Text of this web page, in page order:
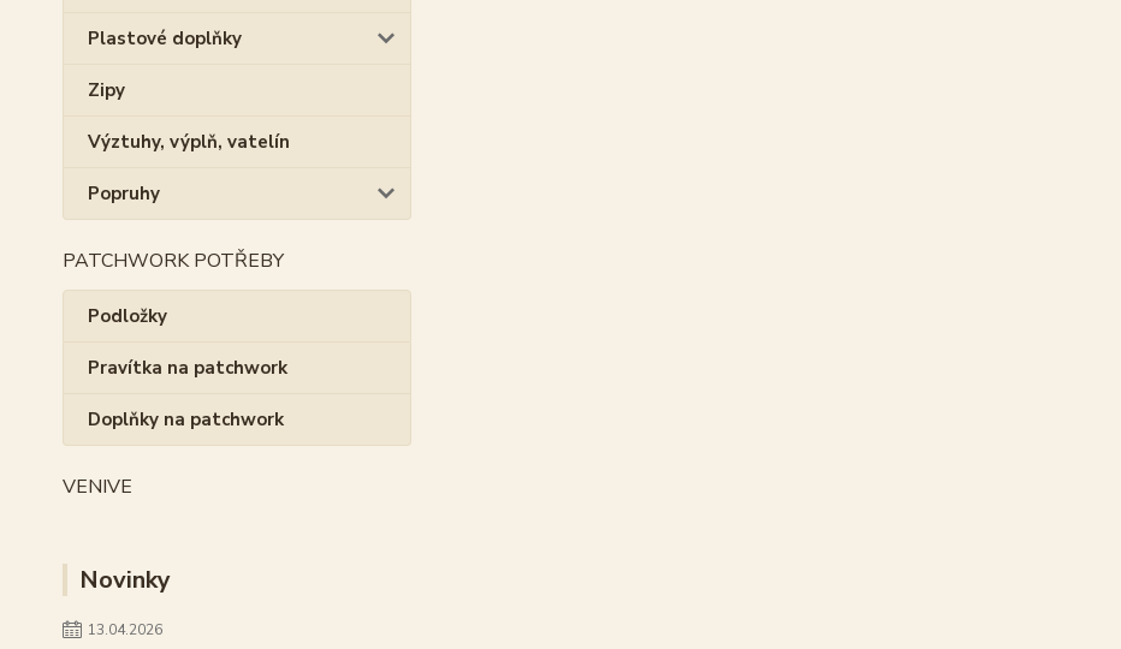
Plastové doplňky
Zipy
Výztuhy, výplň, vatelín
Popruhy
PATCHWORK POTŘEBY
Podložky
Pravítka na patchwork
Doplňky na patchwork
VENIVE
Novinky
13.04.2026